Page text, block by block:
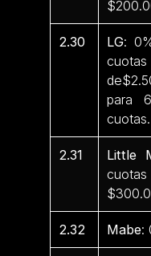
2.30 LG:
para
cuotas.
2.31 Little
2.32 Mabe: